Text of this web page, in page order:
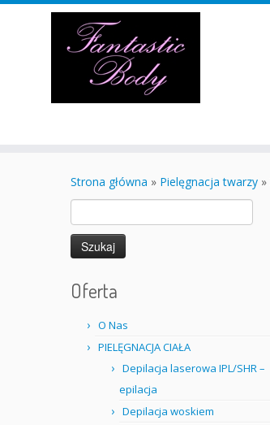
Strona główna » Pielęgnacja twarzy »
Oferta
O Nas
PIELĘGNACJA CIAŁA
Depilacja laserowa IPL/SHR –
epilacja
Depilacja woskiem